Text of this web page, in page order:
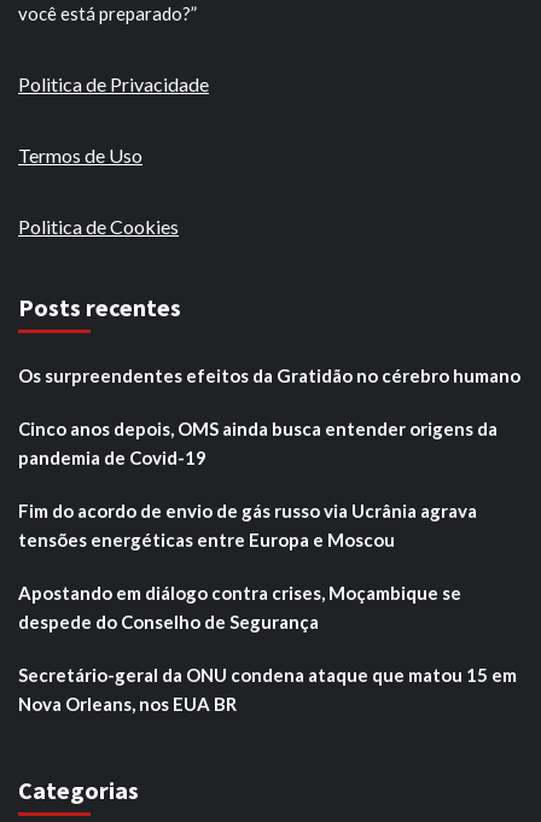
você está preparado?”
Politica de Privacidade
Termos de Uso
Politica de Cookies
Posts recentes
Os surpreendentes efeitos da Gratidão no cérebro humano
Cinco anos depois, OMS ainda busca entender origens da
pandemia de Covid-19
Fim do acordo de envio de gás russo via Ucrânia agrava
tensões energéticas entre Europa e Moscou
Apostando em diálogo contra crises, Moçambique se
despede do Conselho de Segurança
Secretário-geral da ONU condena ataque que matou 15 em
Nova Orleans, nos EUA BR
Categorias